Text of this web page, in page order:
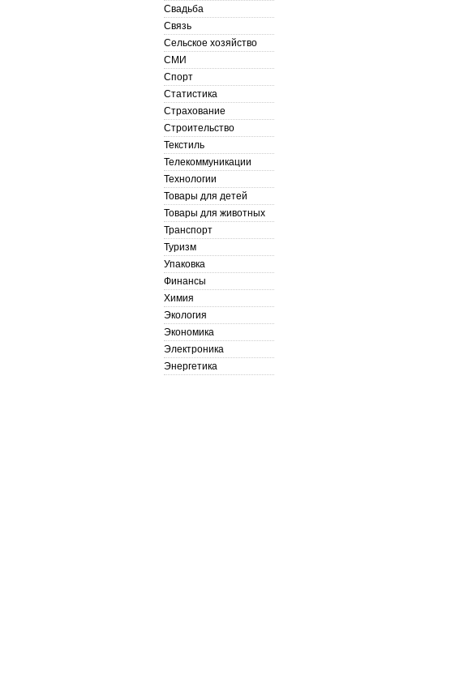
Свадьба
Связь
Сельское хозяйство
СМИ
Спорт
Статистика
Страхование
Строительство
Текстиль
Телекоммуникации
Технологии
Товары для детей
Товары для животных
Транспорт
Туризм
Упаковка
Финансы
Химия
Экология
Экономика
Электроника
Энергетика